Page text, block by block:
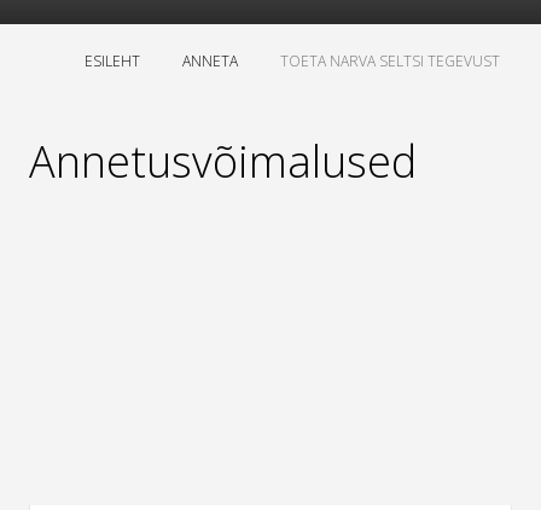
ESILEHT ANNETA TOETA NARVA SELTSI TEGEVUST
Annetusvõimalused